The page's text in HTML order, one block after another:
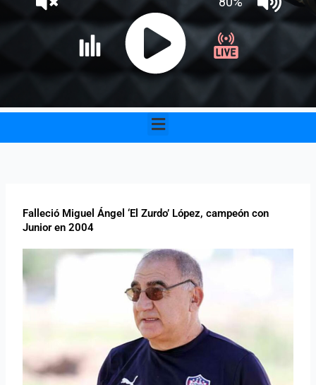
Menu
Falleció Miguel Ángel ‘El Zurdo’ López, campeón con
Junior en 2004